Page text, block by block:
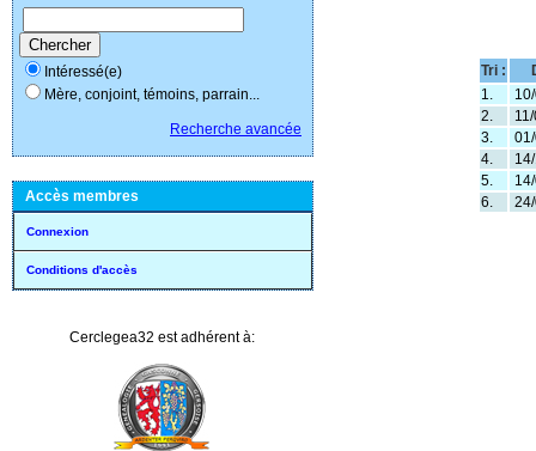
Intéressé(e)
Mère, conjoint, témoins, parrain...
Recherche avancée
Accès membres
Connexion
Conditions d'accès
Cerclegea32 est adhérent à:
Tri :
1.
2.
3.
4.
5.
6.